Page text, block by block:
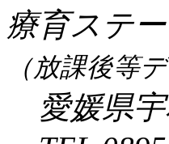
療育ステ
（放課後等
愛媛県